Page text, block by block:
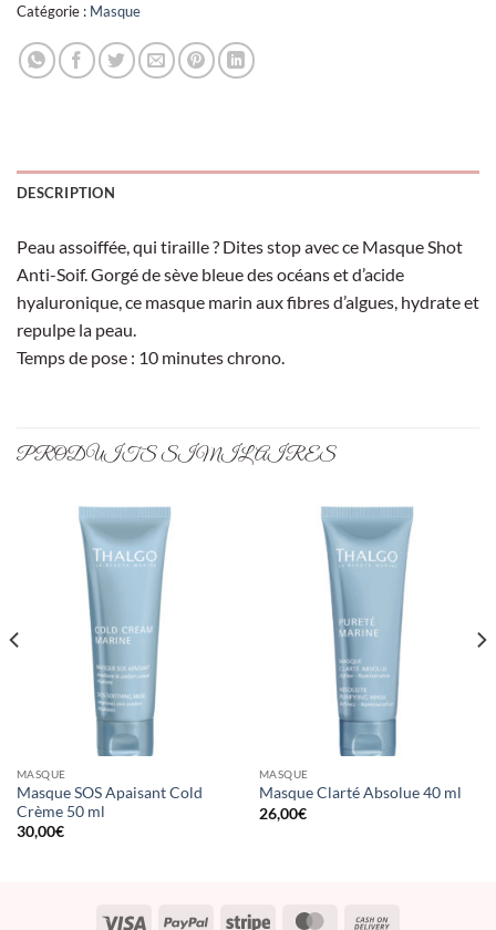
Catégorie : Masque
DESCRIPTION
Peau assoiffée, qui tiraille ? Dites stop avec ce Masque Shot
Anti-Soif. Gorgé de sève bleue des océans et d’acide
hyaluronique, ce masque marin aux fibres d’algues, hydrate et
repulpe la peau.
Temps de pose : 10 minutes chrono.
PRODUITS SIMILAIRES
MASQUE
Masque SOS Apaisant Cold
Crème 50 ml
30,00€
MASQUE
Masque Clarté Absolue 40 ml
26,00€